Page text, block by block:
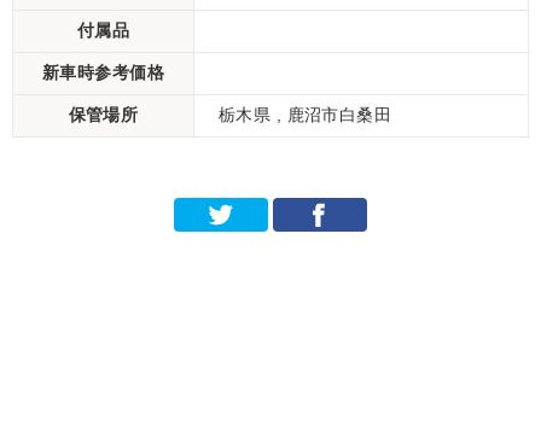
付属品
新車時参考価格
保管場所 栃木県 , 鹿沼市白桑田